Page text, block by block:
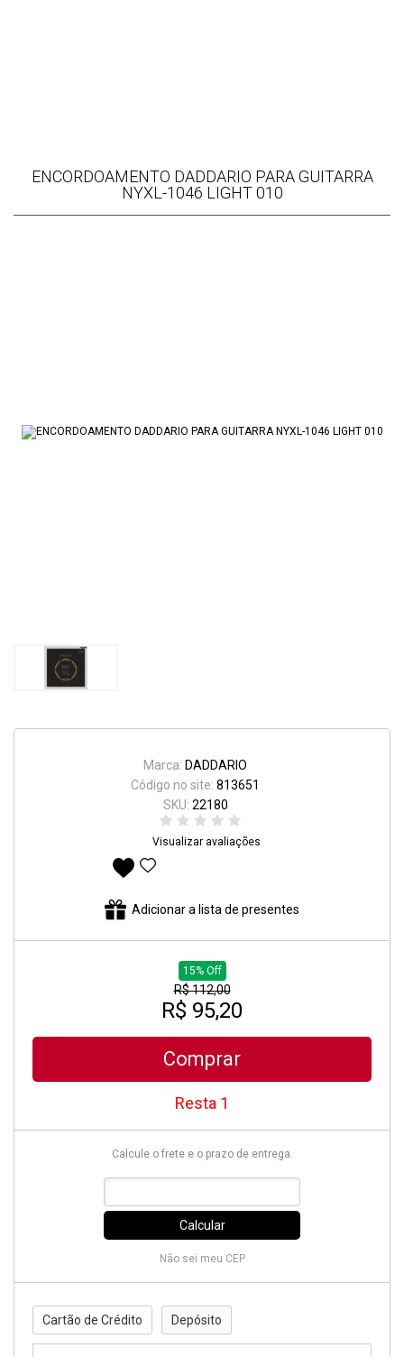
ENCORDOAMENTO DADDARIO PARA GUITARRA
NYXL-1046 LIGHT 010
Marca: DADDARIO
Código no site: 813651
SKU: 22180
Visualizar avaliações
Adicionar a lista de presentes
15% Off
R$ 112,00
R$ 95,20
Comprar
Resta 1
Calcule o frete e o prazo de entrega.
Calcular
Não sei meu CEP
Cartão de Crédito Depósito